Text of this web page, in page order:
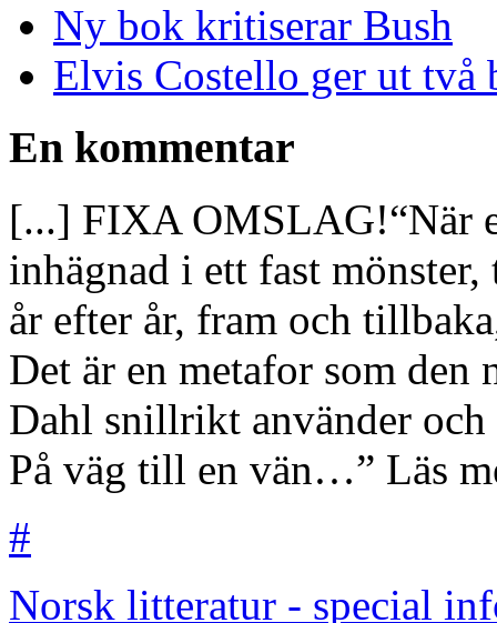
Ny bok kritiserar Bush
Elvis Costello ger ut två
En kommentar
[...] FIXA OMSLAG!“När
inhägnad i ett fast
år efter år, fram och
Det är en metafor som
Dahl snillrikt använder
På väg till en vän…” Läs
#
Norsk litteratur - special